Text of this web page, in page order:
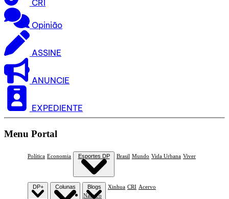
CRI
Opinião
ASSINE
ANUNCIE
EXPEDIENTE
Menu Portal
Política Economia Esportes DP
Náutico
Brasil Mundo Vida Urbana Viver
DP+ Colunas Blogs Xinhua CRI Acervo